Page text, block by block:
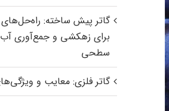
گاتر پیش ساخته: راه‌حل‌های
برای زهکشی و جمع‌آوری
سطحی
گاتر فلزی: معایب و